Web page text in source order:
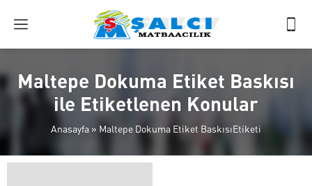
Maltepe Dokuma Etiket Baskısı
ile Etiketlenen Konular
Anasayfa » Maltepe Dokuma Etiket BaskısıEtiketi